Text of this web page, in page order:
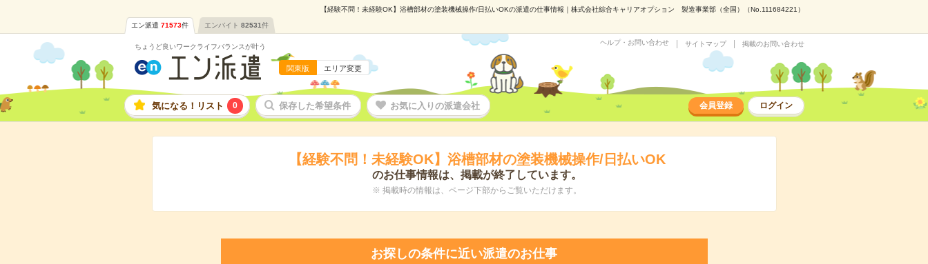
【経験不問！未経験OK】浴槽部材の塗装機械操作/日払いOKの派遣の仕事情報｜株式会社綜合キャリアオプション 製造事業部（全国）（No.111684221）
エン派遣 71573件 エンバイト 82531件
ちょうど良いワークライフバランスが叶う
関東版 エリア変更
ヘルプ・お問い合わせ サイトマップ 掲載のお問い合わせ
気になる！リスト 0 保存した希望条件 お気に入りの派遣会社 会員登録 ログイン
【経験不問！未経験OK】浴槽部材の塗装機械操作/日払いOK
のお仕事情報は、掲載が終了しています。
※ 掲載時の情報は、ページ下部からご覧いただけます。
お探しの条件に近い派遣のお仕事